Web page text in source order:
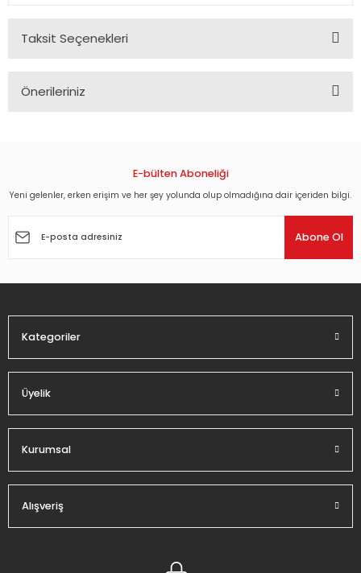
Taksit Seçenekleri
Önerileriniz
Görüş ve önerileriniz için teşekkür ederiz.
Ürün açıklamasında eksik bilgiler bulunuyor.
Ürün fiyatı diğer sitelerden daha pahalı.
E-bülten Aboneliği
Yeni gelenler, erken erişim ve her şey yolunda olup olmadığına dair içeriden bilgi.
Abone Ol
Kategoriler
Üyelik
Kurumsal
Alışveriş